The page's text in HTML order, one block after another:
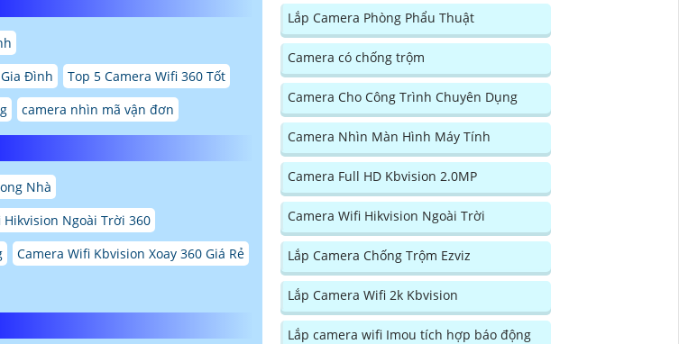
Đình
Top 5 Camera Wifi 360 Tốt
camera nhìn mã vận đơn
Nhà
Hikvision Ngoài Trời 360
Camera Wifi Kbvision Xoay 360 Giá Rẻ
Lắp Camera Phòng Phẩu Thuật
Camera có chống trộm
Camera Cho Công Trình Chuyên Dụng
Camera Nhìn Màn Hình Máy Tính
Camera Full HD Kbvision 2.0MP
Camera Wifi Hikvision Ngoài Trời
Lắp Camera Chống Trộm Ezviz
Lắp Camera Wifi 2k Kbvision
Lắp camera wifi Imou tích hợp báo động